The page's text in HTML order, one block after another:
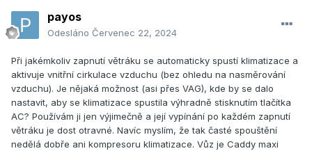
payos
Odesláno Červenec 22, 2024
Při jakémkoliv zapnutí větráku se automaticky spustí klimatizace a
aktivuje vnitřní cirkulace vzduchu (bez ohledu na nasměrování
vzduchu). Je nějaká možnost (asi přes VAG), kde by se dalo
nastavit, aby se klimatizace spustila výhradně stisknutím tlačítka
AC? Používám ji jen výjimečně a její vypínání po každém zapnutí
větráku je dost otravné. Navíc myslím, že tak časté spouštění
nedělá dobře ani kompresoru klimatizace. Vůz je Caddy maxi